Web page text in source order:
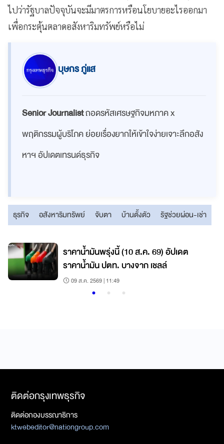
ไปว่ารัฐบาลปัจจุบันจะมีมาตรการหรือนโยบายอะไรออกมา
เพื่อกระตุ้นตลาดอสังหาริมทรัพย์หรือไม่
บุษกร ภู่แส
Senior Journalistถอดรหัสเศรษฐกิจมหภาค x
พฤติกรรมผู้บริโภค ย่อยเรื่องยากให้เข้าใจง่ายเจาะลึกอสัง
หาฯ อัปเดตเทรนด์ธุรกิจ
ธุรกิจ อสังหาริมทรัพย์ จับตา บ้านตั้งตัว รัฐช่วยผ่อน-เช่า
ราคาน้ำมันพรุ่งนี้ (10 ส.ค. 69) อัปเดต
ราคาน้ำมัน ปตท. บางจาก เชลล์
09 ส.ค. 2569 | 11:49
ติดต่อกรุงเทพธุรกิจ
ติดต่อกองบรรณาธิการ
ktwebeditor@nationgroup.com